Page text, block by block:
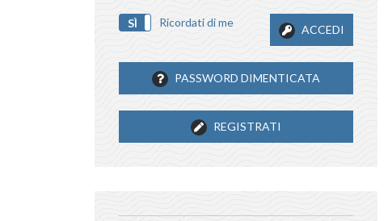
SÌ NO
Ricordati di me
ACCEDI
PASSWORD DIMENTICATA
REGISTRATI